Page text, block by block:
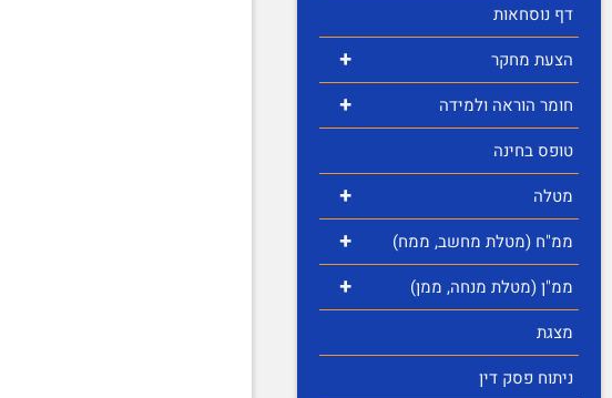
דף נוסחאות
+ הצעת מחקר
+
חומר הוראה ולמידה
טופס בחינה
+ מטלה
+ ממ"ח (מטלת מחשב, ממח)
+
ממ"ן (מטלת מנחה, ממן)
מצגת
ניתוח פסק דין